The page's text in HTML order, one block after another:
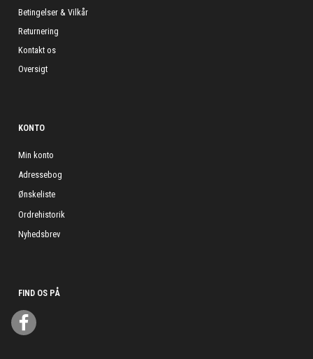
Betingelser & Vilkår
Returnering
Kontakt os
Oversigt
KONTO
Min konto
Adressebog
Ønskeliste
Ordrehistorik
Nyhedsbrev
FIND OS PÅ